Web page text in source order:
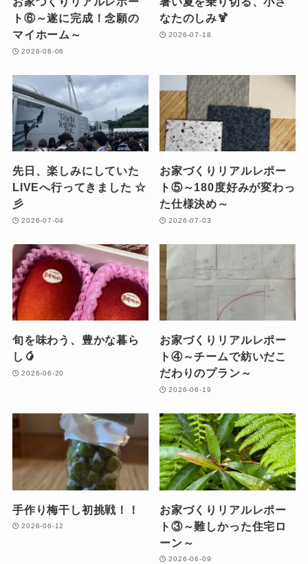
ト⑥～遂に完成！念願の
マイホーム～
2026-08-06
なたのしみ🍹
2026-07-18
先日、楽しみにしていた
LIVEへ行ってきました ☆
彡
2026-07-04
お家づくりリアルレポー
ト⑤～180度好みが変わっ
た仕様決め～
2026-07-03
旬を味わう、豊かな暮ら
し🥭
2026-06-20
お家づくりリアルレポー
ト④～チームで紡いだこ
だわりのプラン～
2026-06-19
手作り梅干し初挑戦！！
2026-06-12
お家づくりリアルレポー
ト③～難しかった住宅ロ
ーン～
2026-06-09